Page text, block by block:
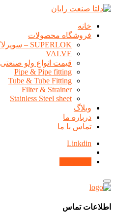
خانه
فروشگاه محصولات
SUPERLOK – سوپرلاک (کره جنوبی)
VALVE
قیمت انواع ولو صنعتی
Pipe & Pipe fitting
Tube & Tube Fitting
Filter & Strainer
Stainless Steel sheet
وبلاگ
درباره ما
تماس با ما
Linkdin
اطلاعات تماس